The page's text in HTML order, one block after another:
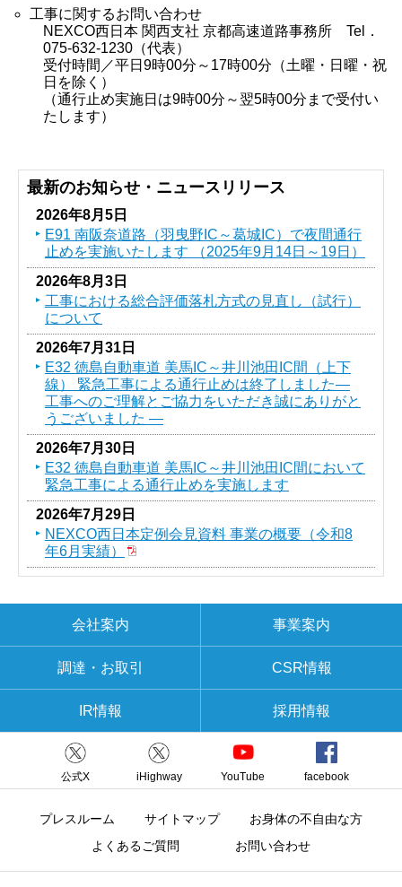
工事に関するお問い合わせ
NEXCO西日本 関西支社 京都高速道路事務所 Tel．
075-632-1230（代表）
受付時間／平日9時00分～17時00分（土曜・日曜・祝
日を除く）
（通行止め実施日は9時00分～翌5時00分まで受付い
たします）
最新のお知らせ・ニュースリリース
2026年8月5日
E91 南阪奈道路（羽曳野IC～葛󠄀城IC）で夜間通行
止めを実施いたします （2025年9月14日～19日）
2026年8月3日
工事における総合評価落札方式の見直し（試行）
について
2026年7月31日
E32 徳島自動車道 美馬IC～井川池田IC間（上下
線） 緊急工事による通行止めは終了しました―
工事へのご理解とご協力をいただき誠にありがと
うございました ―
2026年7月30日
E32 徳島自動車道 美馬IC～井川池田IC間において
緊急工事による通行止めを実施します
2026年7月29日
NEXCO西日本定例会見資料 事業の概要（令和8
年6月実績）
会社案内 事業案内
調達・お取引 CSR情報
IR情報 採用情報
公式X iHighway YouTube facebook
プレスルーム サイトマップ
お身体の不自由な方
よくあるご質問
お問い合わせ